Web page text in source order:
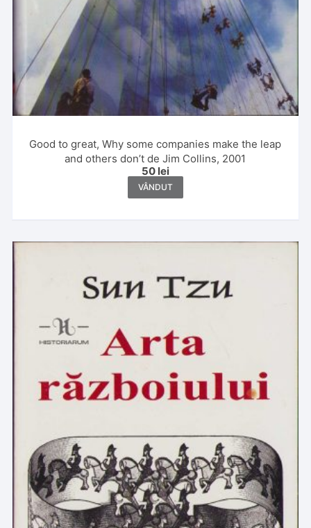
Good to great, Why some companies make the leap
and others don’t de Jim Collins, 2001
50 lei
VÂNDUT